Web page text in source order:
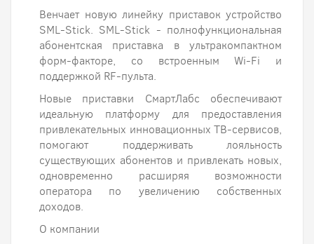
Венчает новую линейку приставок устройство
SML-Stick. SML-Stick - полнофункциональная
абонентская приставка в ультракомпактном
форм-факторе, со встроенным Wi-Fi и
поддержкой RF-пульта.
Новые приставки СмартЛабс обеспечивают
идеальную платформу для предоставления
привлекательных инновационных ТВ-сервисов,
помогают поддерживать лояльность
существующих абонентов и привлекать новых,
одновременно расширяя возможности
оператора по увеличению собственных
доходов.
О компании